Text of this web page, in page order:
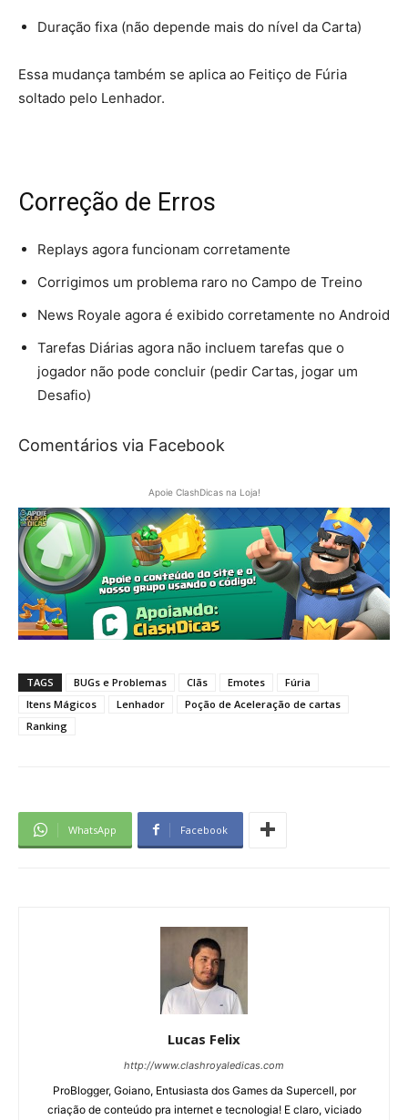
Duração fixa (não depende mais do nível da Carta)
Essa mudança também se aplica ao Feitiço de Fúria
soltado pelo Lenhador.
Correção de Erros
Replays agora funcionam corretamente
Corrigimos um problema raro no Campo de Treino
News Royale agora é exibido corretamente no Android
Tarefas Diárias agora não incluem tarefas que o
jogador não pode concluir (pedir Cartas, jogar um
Desafio)
Comentários via Facebook
Apoie ClashDicas na Loja!
TAGS BUGs e Problemas Clãs Emotes
Fúria
Itens Mágicos
Lenhador
Poção de Aceleração de cartas
Ranking
WhatsApp Facebook
Lucas Felix
http://www.clashroyaledicas.com
ProBlogger, Goiano, Entusiasta dos Games da Supercell, por
criação de conteúdo pra internet e tecnologia! E claro, viciado